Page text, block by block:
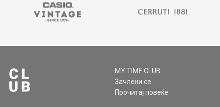
MY:TIME CLUB
Зачлени се
Прочитај повеќе